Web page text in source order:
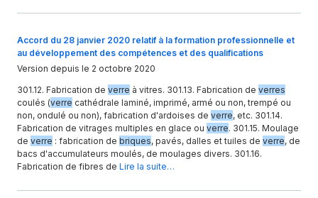
Accord du 28 janvier 2020 relatif à la formation professionnelle et
au développement des compétences et des qualifications
Version depuis le 2 octobre 2020
301.12. Fabrication de verre à vitres. 301.13. Fabrication de verres
coulés (verre cathédrale laminé, imprimé, armé ou non, trempé ou
non, ondulé ou non), fabrication d'ardoises de verre, etc. 301.14.
Fabrication de vitrages multiples en glace ou verre. 301.15. Moulage
de verre : fabrication de briques, pavés, dalles et tuiles de verre, de
bacs d'accumulateurs moulés, de moulages divers. 301.16.
Fabrication de fibres de Lire la suite…